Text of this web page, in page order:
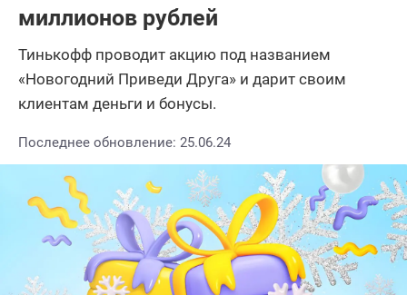
миллионов рублей
Тинькофф проводит акцию под названием
«Новогодний Приведи Друга» и дарит своим
клиентам деньги и бонусы.
Последнее обновление: 25.06.24